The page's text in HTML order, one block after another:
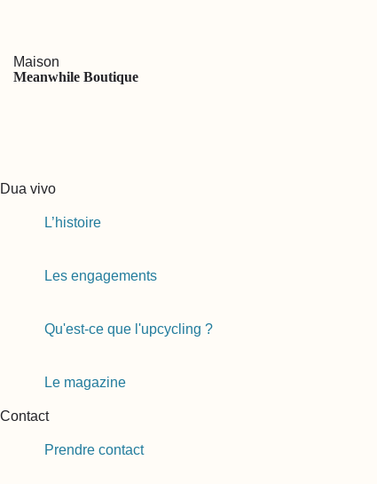
Maison
Meanwhile Boutique
Dua vivo
L’histoire
Les engagements
Qu'est-ce que l'upcycling ?
Le magazine
Contact
Prendre contact